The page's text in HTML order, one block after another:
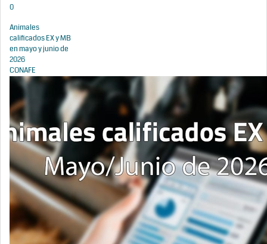
0
Animales
calificados EX y MB
en mayo y junio de
2026
CONAFE